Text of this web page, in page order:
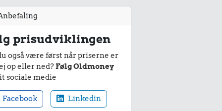
prisudviklingen
også være først når priserne er
op eller ned?Følg Oldmoney
sociale medie
Facebook Linkedin